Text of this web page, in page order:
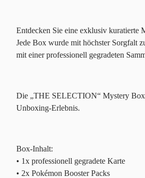
Entdecken Sie eine exklusiv kuratierte
Jede Box wurde mit höchster Sorgfalt
mit einer professionell gegradeten
Die „THE SELECTION“ Mystery Box
Unboxing-Erlebnis.
Box-Inhalt:
• 1x professionell gegradete Karte
• 2x Pokémon Booster Packs